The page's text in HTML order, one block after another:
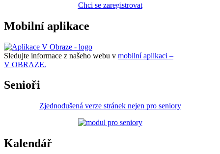
Chci se zaregistrovat
Mobilní aplikace
Sledujte informace z našeho webu v mobilní aplikaci –
V OBRAZE.
Senioři
Zjednodušená verze stránek nejen pro seniory
Kalendář